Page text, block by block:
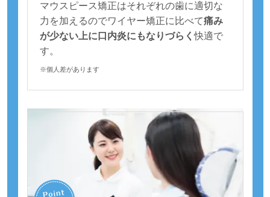
マウスピース矯正はそれぞれの歯に適切な
力を加えるのでワイヤー矯正に比べて痛み
が少ない上に口内炎にもなりづらく快適で
す。
※個人差があります